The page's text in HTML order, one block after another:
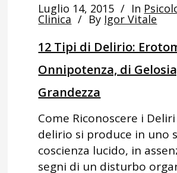
Luglio 14, 2015 In
Clinica By Igor Vitale
12 Tipi di Delirio:
Onnipotenza, di
Grandezza
Come Riconoscere i
delirio si produce in uno
coscienza lucido, in
segni di un disturbo